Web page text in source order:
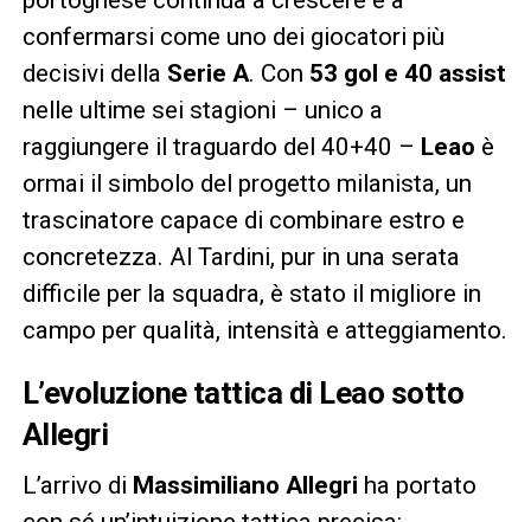
confermarsi come uno dei giocatori più
decisivi della Serie A. Con 53 gol e 40 assist
nelle ultime sei stagioni – unico a
raggiungere il traguardo del 40+40 – Leao è
ormai il simbolo del progetto milanista, un
trascinatore capace di combinare estro e
concretezza. Al Tardini, pur in una serata
difficile per la squadra, è stato il migliore in
campo per qualità, intensità e atteggiamento.
L’evoluzione tattica di Leao sotto
Allegri
L’arrivo di Massimiliano Allegri ha portato